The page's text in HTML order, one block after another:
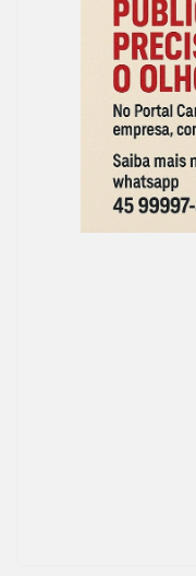
to
d
o
n
ai
l